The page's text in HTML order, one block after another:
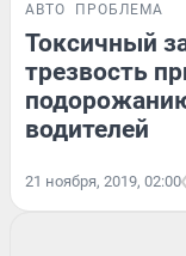
АВТО ПРОБЛЕМА
Токсичный
трезвость
водителей
21 ноября, 2019, 02:00